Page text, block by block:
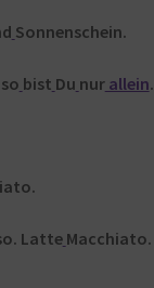
Sonnenschein.
bist Du nurallein.
Latte Macchiato.